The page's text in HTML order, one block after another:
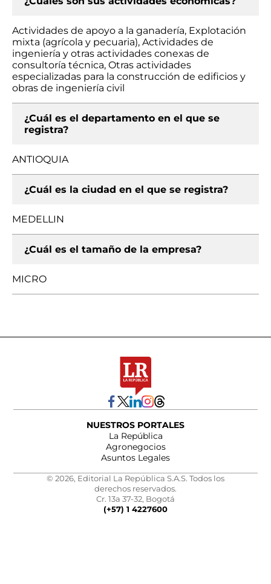
Actividades de apoyo a la ganadería, Explotación
mixta (agrícola y pecuaria), Actividades de
ingeniería y otras actividades conexas de
consultoría técnica, Otras actividades
especializadas para la construcción de edificios y
obras de ingeniería civil
¿Cuál es el departamento en el que se
registra?
ANTIOQUIA
¿Cuál es la ciudad en el que se registra?
MEDELLIN
¿Cuál es el tamaño de la empresa?
MICRO
NUESTROS PORTALES
La República
Agronegocios
Asuntos Legales
© 2026, Editorial La República S.A.S. Todos los
derechos reservados.
Cr. 13a 37-32, Bogotá
(+57) 1 4227600